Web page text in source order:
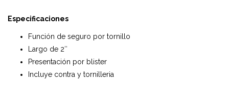
Especificaciones
Función de seguro por tornillo
Largo de 2″
Presentación por blister
Incluye contra y tornilleria